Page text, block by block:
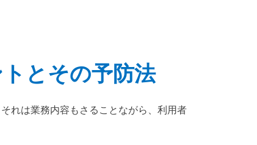
とその予防法
れは業務内容もさることながら、利用者